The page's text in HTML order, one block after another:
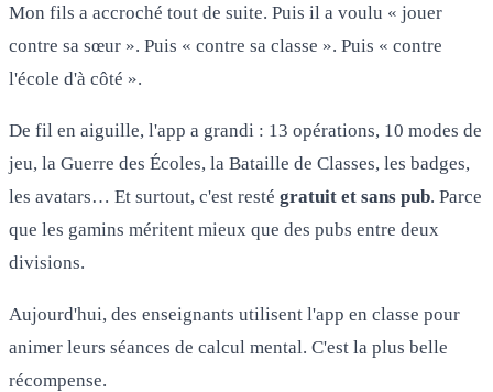
Mon fils a accroché tout de suite. Puis il a voulu « jouer
contre sa sœur ». Puis « contre sa classe ». Puis « contre
l'école d'à côté ».
De fil en aiguille, l'app a grandi : 13 opérations, 10 modes de
jeu, la Guerre des Écoles, la Bataille de Classes, les badges,
les avatars… Et surtout, c'est resté gratuit et sans pub. Parce
que les gamins méritent mieux que des pubs entre deux
divisions.
Aujourd'hui, des enseignants utilisent l'app en classe pour
animer leurs séances de calcul mental. C'est la plus belle
récompense.